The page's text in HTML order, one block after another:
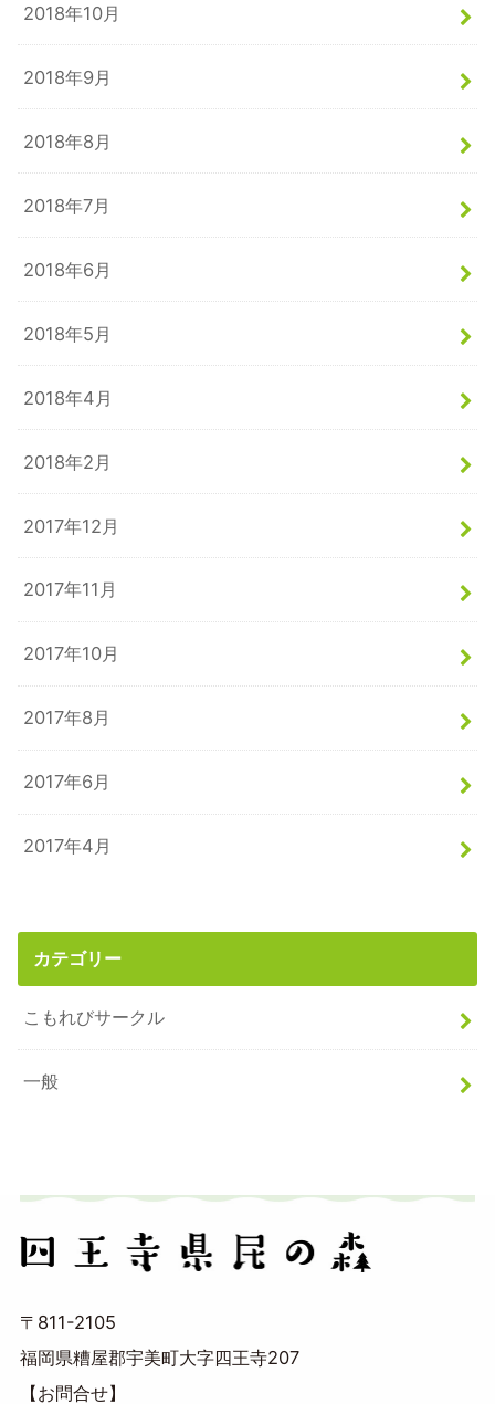
2018年10月
2018年9月
2018年8月
2018年7月
2018年6月
2018年5月
2018年4月
2018年2月
2017年12月
2017年11月
2017年10月
2017年8月
2017年6月
2017年4月
カテゴリー
こもれびサークル
一般
〒811-2105
福岡県糟屋郡宇美町大字四王寺207
【お問合せ】